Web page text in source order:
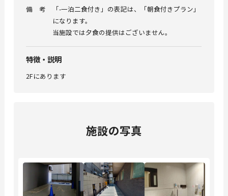
備考
「-一泊二食付き」の表記は、「朝食付きプラン」
になります。
当施設では夕食の提供はございません。
特徴・説明
2Fにあります
施設の写真